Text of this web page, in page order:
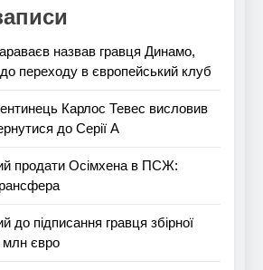
назвав гравця Динамо,
переходу в європейський клуб
Карлос Тевес висловив
до Серії А
продати Осімхена в ПСЖ:
підписання гравця збірної
млн євро